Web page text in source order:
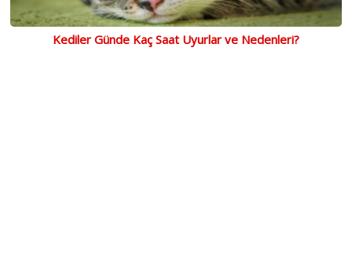
Kediler Günde Kaç Saat Uyurlar ve Nedenleri?